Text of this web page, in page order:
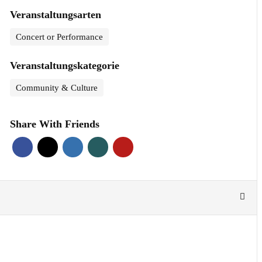
Veranstaltungsarten
Concert or Performance
Veranstaltungskategorie
Community & Culture
Share With Friends